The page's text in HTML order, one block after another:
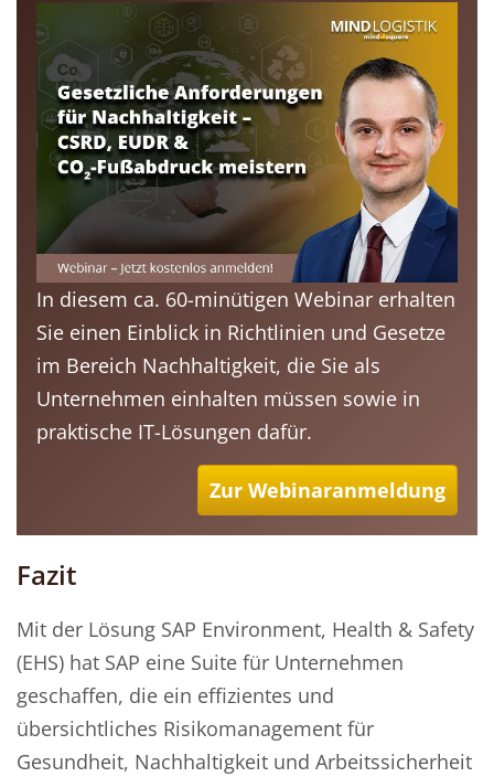
In diesem ca. 60-minütigen Webinar erhalten
Sie einen Einblick in Richtlinien und Gesetze
im Bereich Nachhaltigkeit, die Sie als
Unternehmen einhalten müssen sowie in
praktische IT-Lösungen dafür.
Zur Webinaranmeldung
Fazit
Mit der Lösung SAP Environment, Health & Safety
(EHS) hat SAP eine Suite für Unternehmen
geschaffen, die ein effizientes und
übersichtliches Risikomanagement für
Gesundheit, Nachhaltigkeit und Arbeitssicherheit